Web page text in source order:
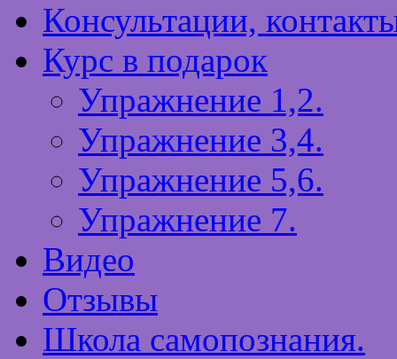
Консультации,
Курс в подарок
Упражнение 1,2.
Упражнение 3,4.
Упражнение 5,6.
Упражнение 7.
Видео
Отзывы
Школа самопознания.